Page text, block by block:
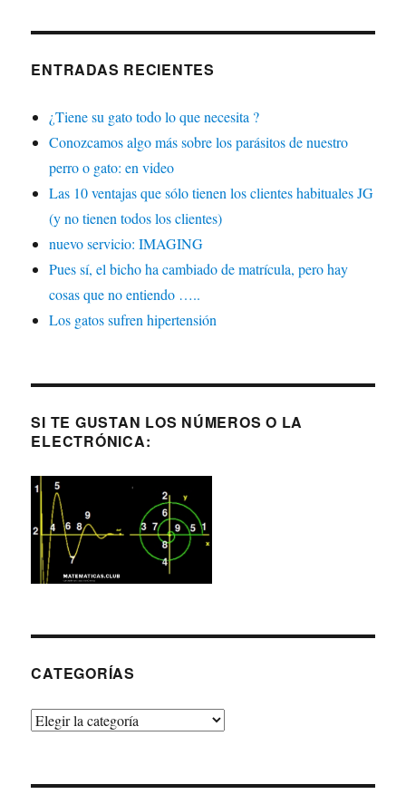
ENTRADAS RECIENTES
¿Tiene su gato todo lo que necesita ?
Conozcamos algo más sobre los parásitos de nuestro
perro o gato: en video
Las 10 ventajas que sólo tienen los clientes habituales JG
(y no tienen todos los clientes)
nuevo servicio: IMAGING
Pues sí, el bicho ha cambiado de matrícula, pero hay
cosas que no entiendo …..
Los gatos sufren hipertensión
SI TE GUSTAN LOS NÚMEROS O LA
ELECTRÓNICA:
CATEGORÍAS
Categorías